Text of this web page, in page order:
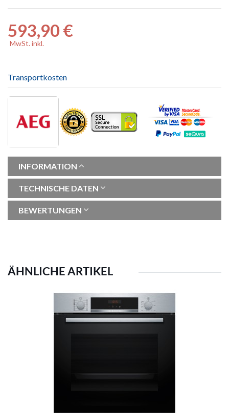
593,90 €
MwSt. inkl.
Transportkosten
INFORMATION
TECHNISCHE DATEN
BEWERTUNGEN
ÄHNLICHE ARTIKEL